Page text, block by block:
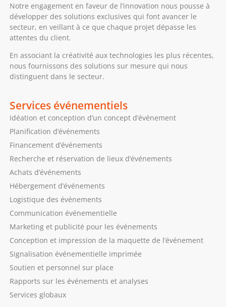
Notre engagement en faveur de l’innovation nous pousse à
développer des solutions exclusives qui font avancer le
secteur, en veillant à ce que chaque projet dépasse les
attentes du client.
En associant la créativité aux technologies les plus récentes,
nous fournissons des solutions sur mesure qui nous
distinguent dans le secteur.
Services événementiels
Idéation et conception d’un concept d’événement
Planification d’événements
Financement d’événements
Recherche et réservation de lieux d’événements
Achats d’événements
Hébergement d’événements
Logistique des événements
Communication événementielle
Marketing et publicité pour les événements
Conception et impression de la maquette de l’événement
Signalisation événementielle imprimée
Soutien et personnel sur place
Rapports sur les événements et analyses
Services globaux